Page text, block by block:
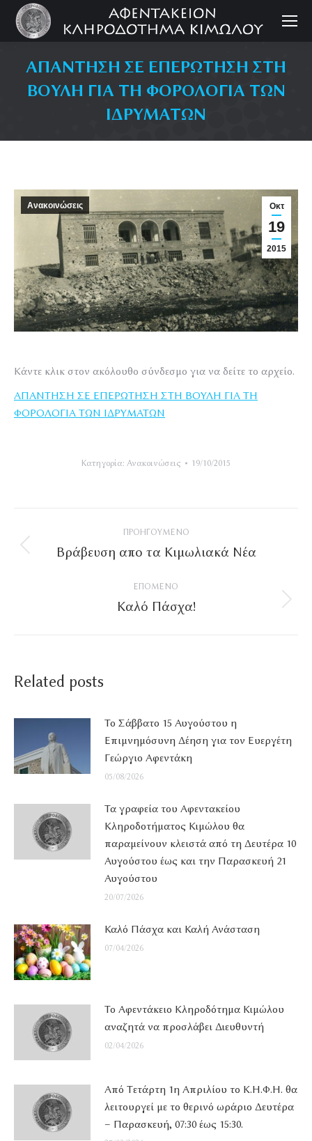
ΑΠΑΝΤΗΣΗ ΣΕ ΕΠΕΡΩΤΗΣΗ ΣΤΗ
ΒΟΥΛΗ ΓΙΑ ΤΗ ΦΟΡΟΛΟΓΙΑ ΤΩΝ
ΙΔΡΥΜΑΤΩΝ
Οκτ
19
2015
Ανακοινώσεις
Κάντε κλικ στον ακόλουθο σύνδεσμο για να δείτε το αρχείο.
ΑΠΑΝΤΗΣΗ ΣΕ ΕΠΕΡΩΤΗΣΗ ΣΤΗ ΒΟΥΛΗ ΓΙΑ ΤΗ
ΦΟΡΟΛΟΓΙΑ ΤΩΝ ΙΔΡΥΜΑΤΩΝ
Κατηγορία: Ανακοινώσεις 19/10/2015
navigation
ΠΡΟΗΓΟΎΜΕΝΟ
Προηγούμενο
Βράβευση απο τα Κιμωλιακά Νέα
ΕΠΌΜΕΝΟ
Επόμενο
Καλό Πάσχα!
Related posts
Το Σάββατο 15 Αυγούστου η
Επιμνημόσυνη Δέηση για τον Ευεργέτη
Γεώργιο Αφεντάκη
05/08/2026
Τα γραφεία του Αφεντακείου
Κληροδοτήματος Κιμώλου θα
παραμείνουν κλειστά από τη Δευτέρα 10
Αυγούστου έως και την Παρασκευή 21
Αυγούστου
20/07/2026
Καλό Πάσχα και Καλή Ανάσταση
07/04/2026
Το Αφεντάκειο Κληροδότημα Κιμώλου
αναζητά να προσλάβει Διευθυντή
02/04/2026
Από Τετάρτη 1η Απριλίου το Κ.Η.Φ.Η. θα
λειτουργεί με το θερινό ωράριο Δευτέρα
– Παρασκευή, 07:30 έως 15:30.